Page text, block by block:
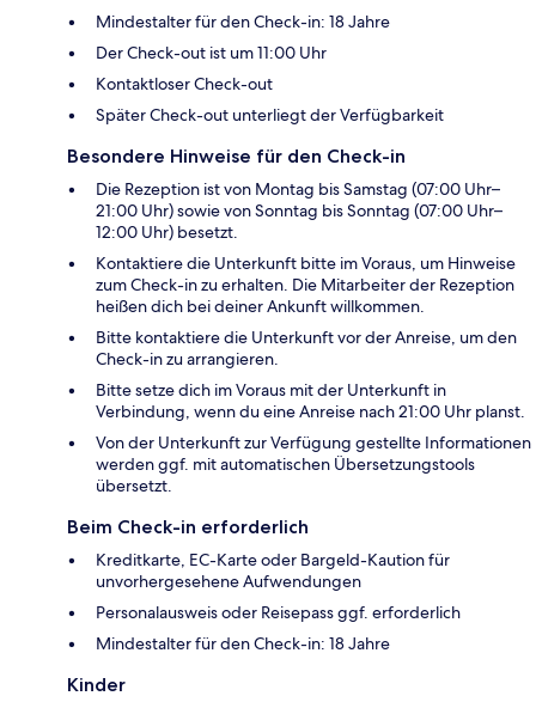
Mindestalter für den Check-in: 18 Jahre
Der Check-out ist um 11:00 Uhr
Kontaktloser Check-out
Später Check-out unterliegt der Verfügbarkeit
Besondere Hinweise für den Check-in
Die Rezeption ist von Montag bis Samstag (07:00 Uhr–
21:00 Uhr) sowie von Sonntag bis Sonntag (07:00 Uhr–
12:00 Uhr) besetzt.
Kontaktiere die Unterkunft bitte im Voraus, um Hinweise
zum Check-in zu erhalten. Die Mitarbeiter der Rezeption
heißen dich bei deiner Ankunft willkommen.
Bitte kontaktiere die Unterkunft vor der Anreise, um den
Check-in zu arrangieren.
Bitte setze dich im Voraus mit der Unterkunft in
Verbindung, wenn du eine Anreise nach 21:00 Uhr planst.
Von der Unterkunft zur Verfügung gestellte Informationen
werden ggf. mit automatischen Übersetzungstools
übersetzt.
Beim Check-in erforderlich
Kreditkarte, EC-Karte oder Bargeld-Kaution für
unvorhergesehene Aufwendungen
Personalausweis oder Reisepass ggf. erforderlich
Mindestalter für den Check-in: 18 Jahre
Kinder